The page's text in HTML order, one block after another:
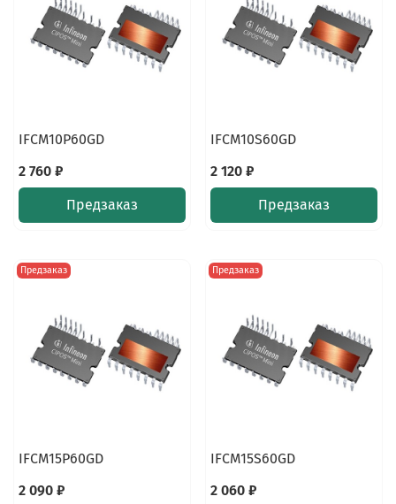
IFCM10P60GD
2 760 ₽
Предзаказ
IFCM10S60GD
2 120 ₽
Предзаказ
Предзаказ
IFCM15P60GD
2 090 ₽
Предзаказ
IFCM15S60GD
2 060 ₽